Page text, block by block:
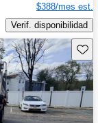
$388/mes est.
Verif. disponibilidad